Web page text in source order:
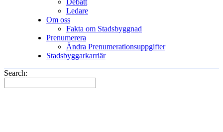
Debatt
Ledare
Om oss
Fakta om Stadsbyggnad
Prenumerera
Ändra Prenumerationsuppgifter
Stadsbyggarkarriär
Search: